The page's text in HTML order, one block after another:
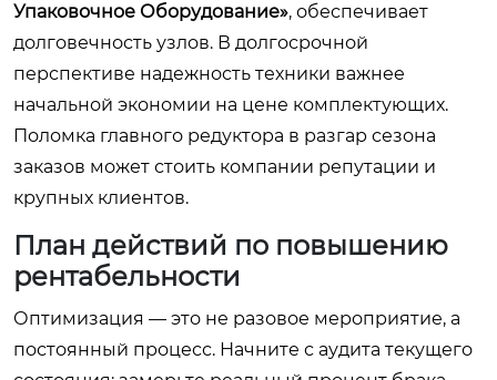
Упаковочное Оборудование», обеспечивает
долговечность узлов. В долгосрочной
перспективе надежность техники важнее
начальной экономии на цене комплектующих.
Поломка главного редуктора в разгар сезона
заказов может стоить компании репутации и
крупных клиентов.
План действий по повышению
рентабельности
Оптимизация — это не разовое мероприятие, а
постоянный процесс. Начните с аудита текущего